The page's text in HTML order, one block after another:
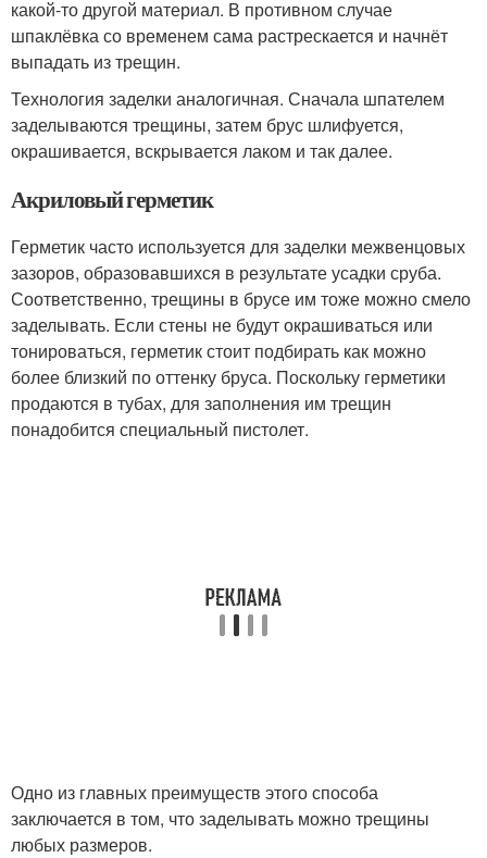
какой-то другой материал. В противном случае
шпаклёвка со временем сама растрескается и начнёт
выпадать из трещин.
Технология заделки аналогичная. Сначала шпателем
заделываются трещины, затем брус шлифуется,
окрашивается, вскрывается лаком и так далее.
Акриловый герметик
Герметик часто используется для заделки межвенцовых
зазоров, образовавшихся в результате усадки сруба.
Соответственно, трещины в брусе им тоже можно смело
заделывать. Если стены не будут окрашиваться или
тонироваться, герметик стоит подбирать как можно
более близкий по оттенку бруса. Поскольку герметики
продаются в тубах, для заполнения им трещин
понадобится специальный пистолет.
Одно из главных преимуществ этого способа
заключается в том, что заделывать можно трещины
любых размеров.